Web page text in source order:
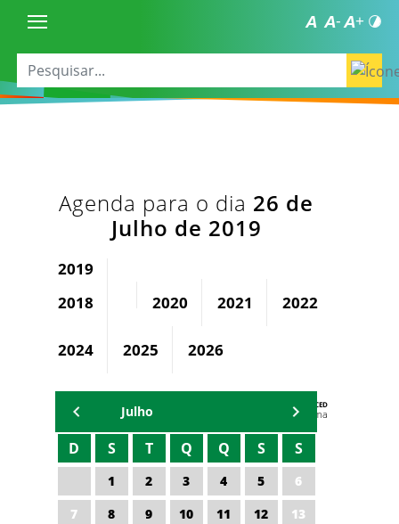
Agenda para o dia 26 de
Julho de 2019
2019
2018
2020 2021 2022
2024 2025 2026
AGENDA DA CODED/CED
Vagna Lima
Julho
D S T Q Q S S
1 2 3 4 5
6
7
8 9 10 11 12
13